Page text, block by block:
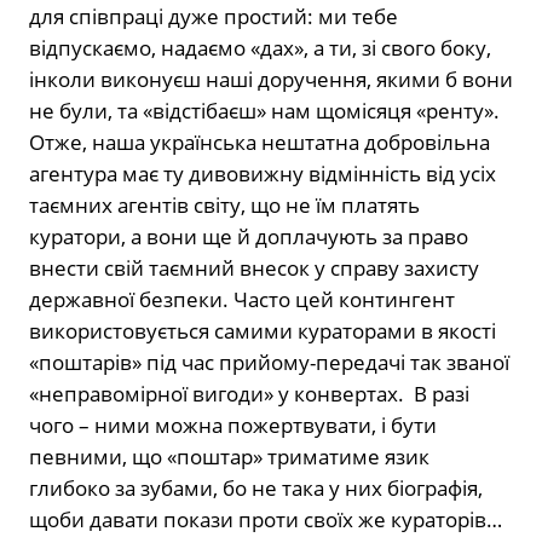
для співпраці дуже простий: ми тебе
відпускаємо, надаємо «дах», а ти, зі свого боку,
інколи виконуєш наші доручення, якими б вони
не були, та «відстібаєш» нам щомісяця «ренту».
Отже, наша українська нештатна добровільна
агентура має ту дивовижну відмінність від усіх
таємних агентів світу, що не їм платять
куратори, а вони ще й доплачують за право
внести свій таємний внесок у справу захисту
державної безпеки. Часто цей контингент
використовується самими кураторами в якості
«поштарів» під час прийому-передачі так званої
«неправомірної вигоди» у конвертах. В разі
чого – ними можна пожертвувати, і бути
певними, що «поштар» триматиме язик
глибоко за зубами, бо не така у них біографія,
щоби давати покази проти своїх же кураторів…